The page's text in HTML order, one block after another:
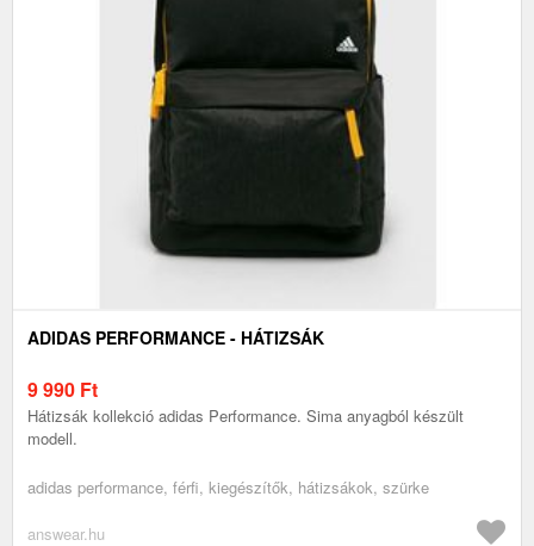
ADIDAS PERFORMANCE - HÁTIZSÁK
9 990 Ft
Hátizsák kollekció adidas Performance. Sima anyagból készült
modell.
adidas performance, férfi, kiegészítők, hátizsákok, szürke
answear.hu